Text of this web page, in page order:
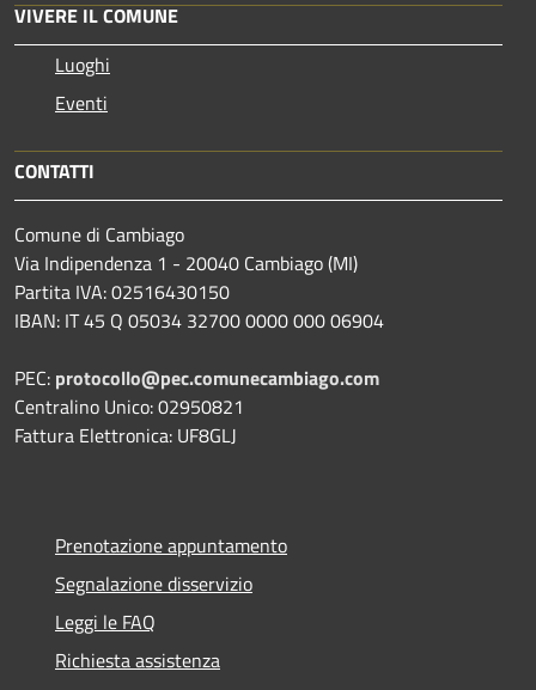
VIVERE IL COMUNE
Luoghi
Eventi
CONTATTI
Comune di Cambiago
Via Indipendenza 1 - 20040 Cambiago (MI)
Partita IVA: 02516430150
IBAN: IT 45 Q 05034 32700 0000 000 06904
PEC: protocollo@pec.comunecambiago.com
Centralino Unico: 02950821
Fattura Elettronica: UF8GLJ
Prenotazione appuntamento
Segnalazione disservizio
Leggi le FAQ
Richiesta assistenza